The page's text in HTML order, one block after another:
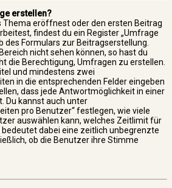
erstellen?
Thema eröffnest oder den ersten Beitrag
findest du ein Register „Umfrage
des Formulars zur Beitragserstellung.
nicht sehen können, so hast du
die Berechtigung, Umfragen zu erstellen.
und mindestens zwei
in die entsprechenden Felder eingeben
dass jede Antwortmöglichkeit in einer
Du kannst auch unter
pro Benutzer“ festlegen, wie viele
auswählen kann, welches Zeitlimit für
dabei eine zeitlich unbegrenzte
ob die Benutzer ihre Stimme